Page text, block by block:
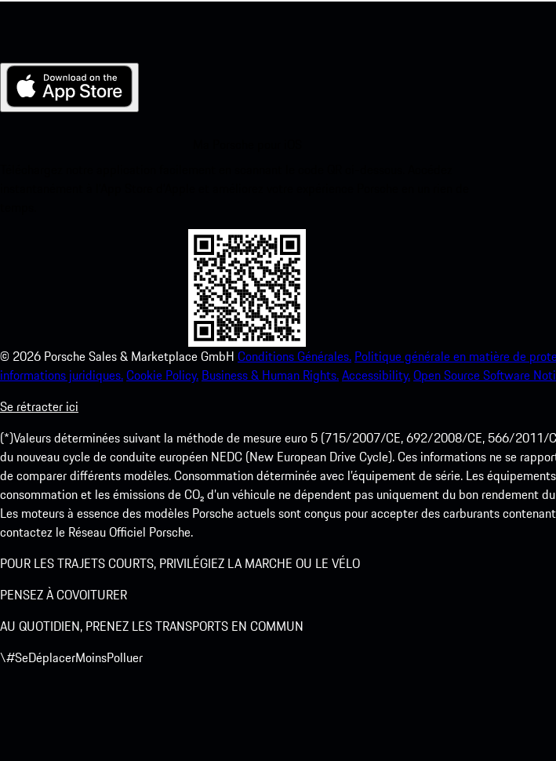
© 2026 Porsche Sales & Marketplace GmbH Conditions Générales. Politique générale en matière de
informations juridiques.Cookie Policy. Business & Human Rights.Accessibility.Open Source Software
Se rétracter ici
(*)Valeurs déterminées suivant la méthode de mesure euro 5 (715/2007/CE, 692/2008/CE, 566/
du nouveau cycle de conduite européen NEDC (New European Drive Cycle). Ces informations ne se
de comparer différents modèles. Consommation déterminée avec l’équipement de série. Les
consommation et les émissions de CO₂ d’un véhicule ne dépendent pas uniquement du bon
Les moteurs à essence des modèles Porsche actuels sont conçus pour accepter des carburants
contactez le Réseau Officiel Porsche.
POUR LES TRAJETS COURTS, PRIVILÉGIEZ LA MARCHE OU LE VÉLO
PENSEZ À COVOITURER
AU QUOTIDIEN, PRENEZ LES TRANSPORTS EN COMMUN
\#SeDéplacerMoinsPolluer